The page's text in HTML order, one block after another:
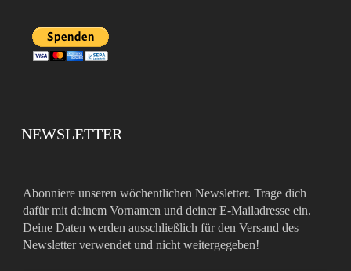
NEWSLETTER
Abonniere unseren wöchentlichen Newsletter. Trage dich
dafür mit deinem Vornamen und deiner E-Mailadresse ein.
Deine Daten werden ausschließlich für den Versand des
Newsletter verwendet und nicht weitergegeben!